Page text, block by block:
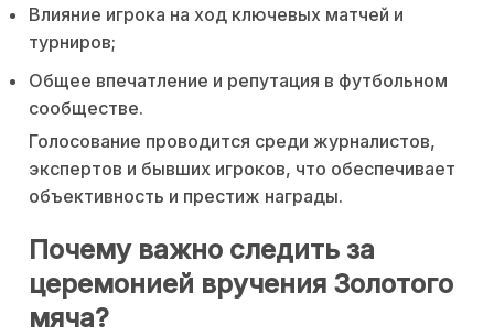
Влияние игрока на ход ключевых матчей и
турниров;
Общее впечатление и репутация в футбольном
сообществе.
Голосование проводится среди журналистов,
экспертов и бывших игроков, что обеспечивает
объективность и престиж награды.
Почему важно следить за
церемонией вручения Золотого
мяча?